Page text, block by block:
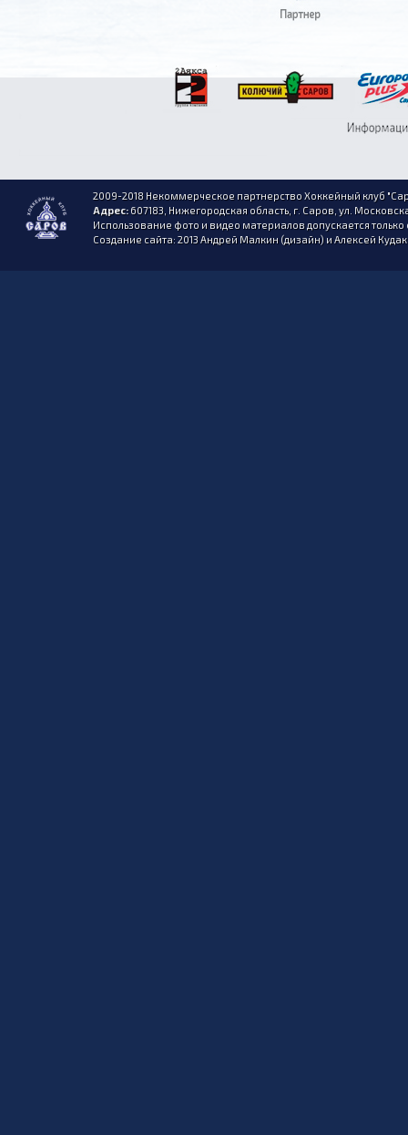
2009-2018 Некоммерческое партнерство Хоккейный клуб
Адрес:607183, Нижегородская область, г. Саров, ул.
Использование фото и видео материалов допускается
Создание сайта: 2013 Андрей Малкин (дизайн) и Алексей